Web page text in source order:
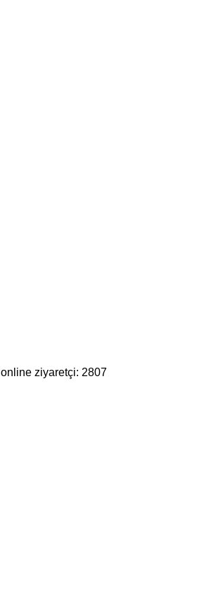
online ziyaretçi: 2807